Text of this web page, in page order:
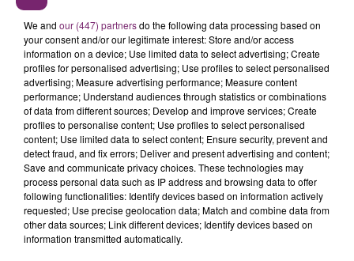
La Bulle - Guinguette éphémère
de Frelinghien !
We and our (447) partnersdo the following data processing based on
your consent and/or our legitimate interest: Store and/or access
information on a device; Use limited data to select advertising; Create
profiles for personalised advertising; Use profiles to select personalised
advertising; Measure advertising performance; Measure content
performance; Understand audiences through statistics or combinations
of data from different sources; Develop and improve services; Create
profiles to personalise content; Use profiles to select personalised
content; Use limited data to select content; Ensure security, prevent and
detect fraud, and fix errors; Deliver and present advertising and content;
Save and communicate privacy choices. These technologies may
process personal data such as IP address and browsing data to offer
following functionalities: Identify devices based on information actively
requested; Use precise geolocation data; Match and combine data from
other data sources; Link different devices; Identify devices based on
information transmitted automatically.